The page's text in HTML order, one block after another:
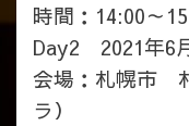
時間：14:00～
Day2 2021年6
会場：札幌市
ラ）